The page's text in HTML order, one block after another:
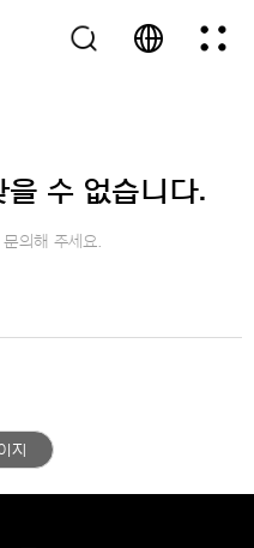
을 수 없습니다.
의해 주세요.
지